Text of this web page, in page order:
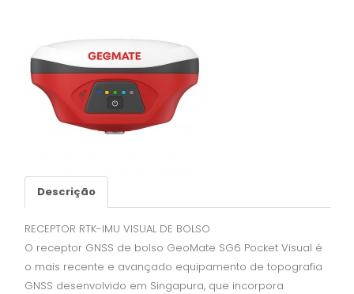
Descrição
RECEPTOR RTK-IMU VISUAL DE BOLSO
O receptor GNSS de bolso GeoMate SG6 Pocket Visual é
o mais recente e avançado equipamento de topografia
GNSS desenvolvido em Singapura, que incorpora